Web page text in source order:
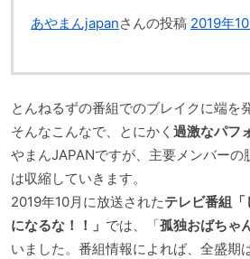
あやまんjapanさんの投稿 2019年
とんねるずの番組でのブレイクに端を
そんなこんなで、とにかく 過激なパフ
やまんJAPANですが、主要メンバーの
は収縮していきます。
2019年10月に放送されたテレビ番組
になるな！！」 では、「孤独おばちゃ
いました。番組情報によれば、全盛期